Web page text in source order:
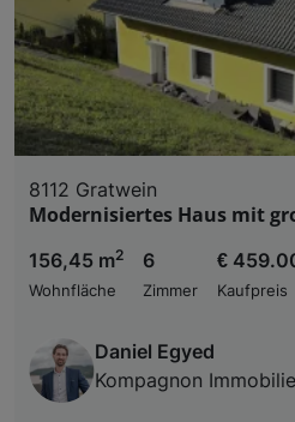
8112 Gratwein
Modernisiertes Haus mit
156,45 m2
Wohnfläche
6
Zimmer
€
Kaufpreis
Daniel Egyed
Kompagnon